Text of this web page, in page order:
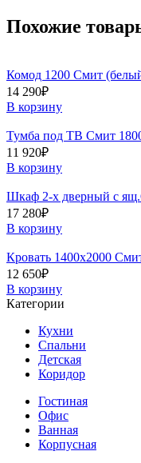
Похожие
Комод 1200 Смит
14 290₽
В корзину
Тумба под ТВ Смит
11 920₽
В корзину
Шкаф 2-х дверный с
17 280₽
В корзину
Кровать 1400х2000
12 650₽
В корзину
Категории
Кухни
Спальни
Детская
Коридор
Гостиная
Офис
Ванная
Корпусная